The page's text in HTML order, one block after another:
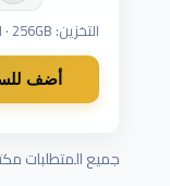
التخزين: 256GB · الرام: 8GB · اللون: أسود
أضف
جميع المتطلبات